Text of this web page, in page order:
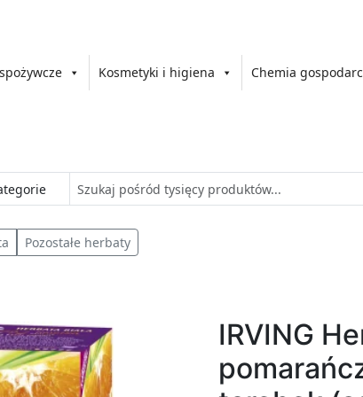
Kosmetyki i higiena Chemia
Pozostałe herbaty
IRVING